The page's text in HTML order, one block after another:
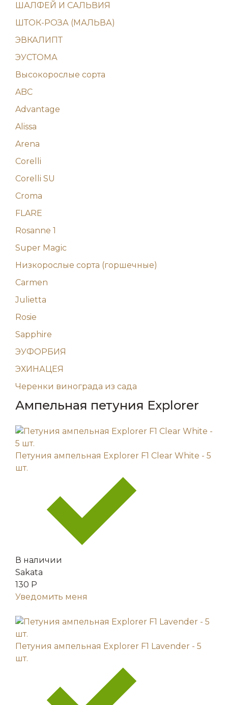
ШАЛФЕЙ И САЛЬВИЯ
ШТОК-РОЗА (МАЛЬВА)
ЭВКАЛИПТ
ЭУСТОМА
Высокорослые сорта
ABC
Advantage
Alissa
Arena
Corelli
Corelli SU
Croma
FLARE
Rosanne 1
Super Magic
Низкорослые сорта (горшечные)
Carmen
Julietta
Rosie
Sapphire
ЭУФОРБИЯ
ЭХИНАЦЕЯ
Черенки винограда из сада
Ампельная петуния Explorer
Петуния ампельная Explorer F1 Clear White - 5
шт.
В наличии
Sakata
130 Р
Уведомить меня
Петуния ампельная Explorer F1 Lavender - 5
шт.